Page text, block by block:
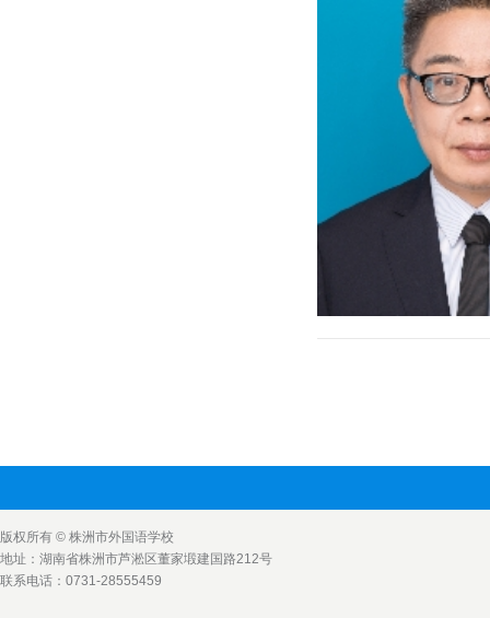
版权所有 © 株洲市外国语学校
地址：湖南省株洲市芦淞区董家塅建国路212号
联系电话：0731-28555459